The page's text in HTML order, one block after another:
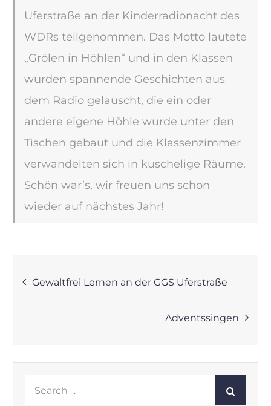
Uferstraße an der Kinderradionacht des
WDRs teilgenommen. Das Motto lautete
„Grölen in Höhlen“ und in den Klassen
wurden spannende Geschichten aus
dem Radio gelauscht, die ein oder
andere eigene Höhle wurde unter den
Tischen gebaut und die Klassenzimmer
verwandelten sich in kuschelige Räume.
Schön war’s, wir freuen uns schon
wieder auf nächstes Jahr!
Beitragsnavigation
Gewaltfrei Lernen an der GGS Uferstraße
Adventssingen